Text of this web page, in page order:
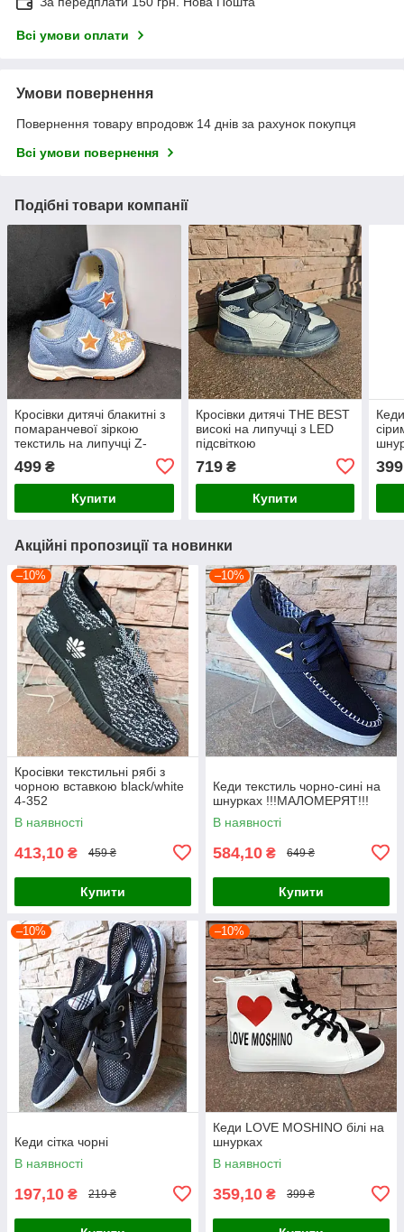
Всі умови оплати
Умови повернення
Повернення товару впродовж 14 днів за рахунок покупця
Всі умови повернення
Подібні товари компанії
Кросівки дитячі блакитні з
помаранчевої зіркою
текстиль на липучці Z-
499 ₴
Купити
Кросівки дитячі THE BEST
високі на липучці з LED
підсвіткою
719₴
Купити
399
Акційні пропозиції та новинки
–10%
Кросівки текстильні рябі з
чорною вставкою black/white
4-352
В наявності
413,10 ₴ 459 ₴
Купити
–10%
Кеди текстиль чорно-сині на
шнурках !!!МАЛОМЕРЯТ!!!
В наявності
584,10 ₴ 649 ₴
Купити
–10%
Кеди сітка чорні
В наявності
197,10 ₴ 219 ₴
–10%
Кеди LOVE MOSHINO білі на
шнурках
В наявності
359,10 ₴ 399 ₴